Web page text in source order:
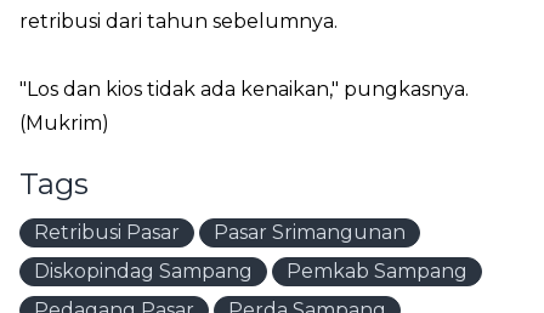
retribusi dari tahun sebelumnya.
"Los dan kios tidak ada kenaikan," pungkasnya.
(Mukrim)
Tags
Retribusi Pasar
Pasar Srimangunan
Diskopindag Sampang
Pemkab Sampang